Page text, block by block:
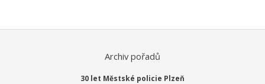
Archiv pořadů
30 let Městské policie Plzeň